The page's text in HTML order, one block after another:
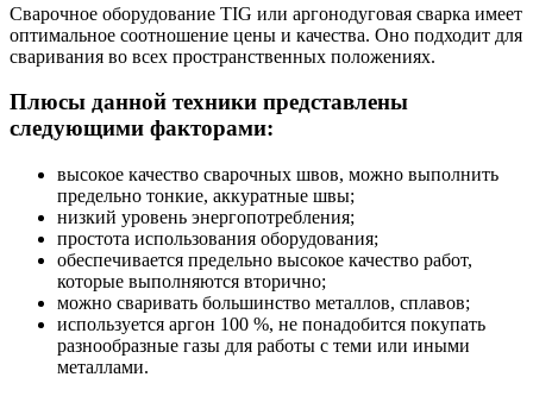
Сварочное оборудование TIG или аргонодуговая сварка имеет
оптимальное соотношение цены и качества. Оно подходит для
сваривания во всех пространственных положениях.
Плюсы данной техники представлены
следующими факторами:
высокое качество сварочных швов, можно выполнить
предельно тонкие, аккуратные швы;
низкий уровень энергопотребления;
простота использования оборудования;
обеспечивается предельно высокое качество работ,
которые выполняются вторично;
можно сваривать большинство металлов, сплавов;
используется аргон 100 %, не понадобится покупать
разнообразные газы для работы с теми или иными
металлами.